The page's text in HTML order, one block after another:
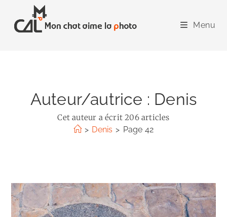
content
Menu
Auteur/autrice : Denis
Cet auteur a écrit 206 articles
> Denis > Page 42